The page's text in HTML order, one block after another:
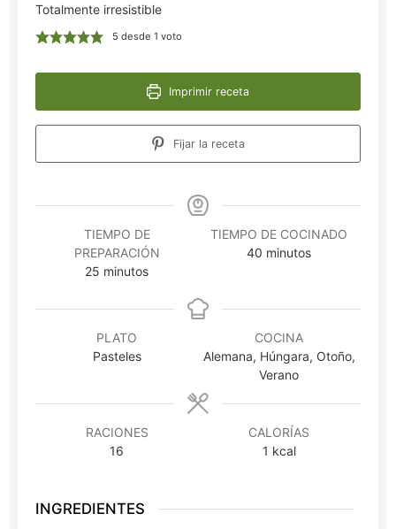
Totalmente irresistible
5 desde 1 voto
Imprimir receta
Fijar la receta
TIEMPO DE
PREPARACIÓN
25 minutos
minutos
TIEMPO DE COCINADO
40 minutos
minutos
PLATO
Pasteles
COCINA
Alemana, Húngara, Otoño,
Verano
RACIONES
16
CALORÍAS
1 kcal
INGREDIENTES